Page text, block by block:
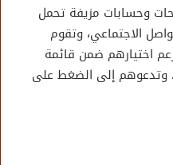
وحسابات مزيفة تحمل
الاجتماعي، وتقوم
اختيارهم ضمن قائمة
وتدعوهم إلى الضغط على